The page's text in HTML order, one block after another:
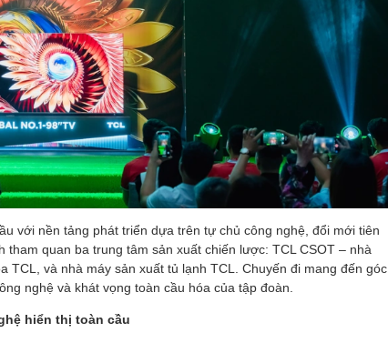
với nền tảng phát triển dựa trên tự chủ công nghệ, đổi mới tiên
quan ba trung tâm sản xuất chiến lược: TCL CSOT – nhà
TCL, và nhà máy sản xuất tủ lạnh TCL. Chuyến đi mang đến góc
nghệ và khát vọng toàn cầu hóa của tập đoàn.
hiển thị toàn cầu